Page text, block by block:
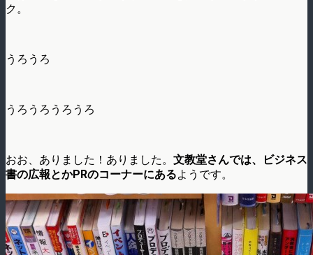
ク。
うろうろ
うろうろうろうろ
おお、ありました！ありました。 文教堂さんでは、ビジネス
書の広報とかPRのコーナーにあるようです。